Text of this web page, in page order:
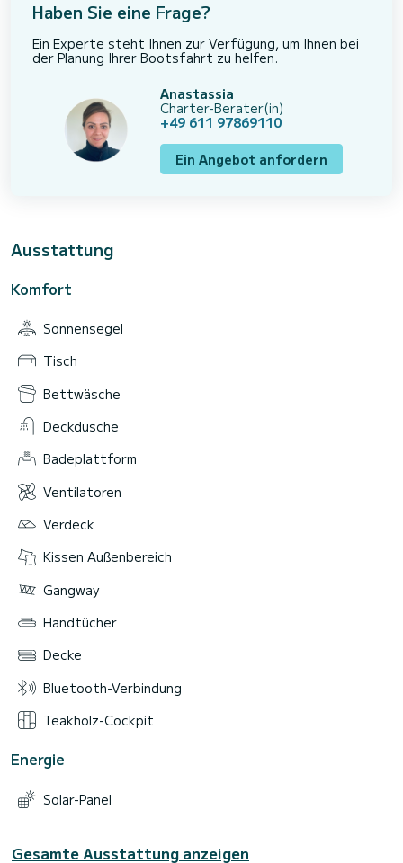
Haben Sie eine Frage?
Ein Experte steht Ihnen zur Verfügung, um Ihnen bei
der Planung Ihrer Bootsfahrt zu helfen.
Anastassia
Charter-Berater(in)
+49 611 97869110
Ein Angebot anfordern
Ausstattung
Komfort
Sonnensegel
Tisch
Bettwäsche
Deckdusche
Badeplattform
Ventilatoren
Verdeck
Kissen Außenbereich
Gangway
Handtücher
Decke
Bluetooth-Verbindung
Teakholz-Cockpit
Energie
Solar-Panel
Gesamte Ausstattung anzeigen